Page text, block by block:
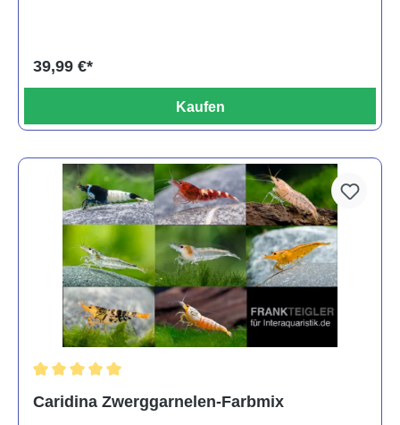
39,99 €*
Kaufen
Caridina Zwerggarnelen-Farbmix